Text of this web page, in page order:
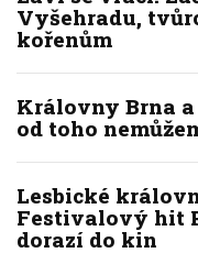
Vyšehradu,
kořenům
Královny Brna
od toho
Lesbické
Festivalový hit
dorazí do kin